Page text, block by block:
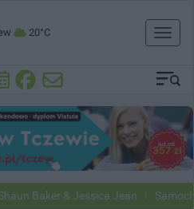
20°C
Toggle
Baker & Jessica Jean